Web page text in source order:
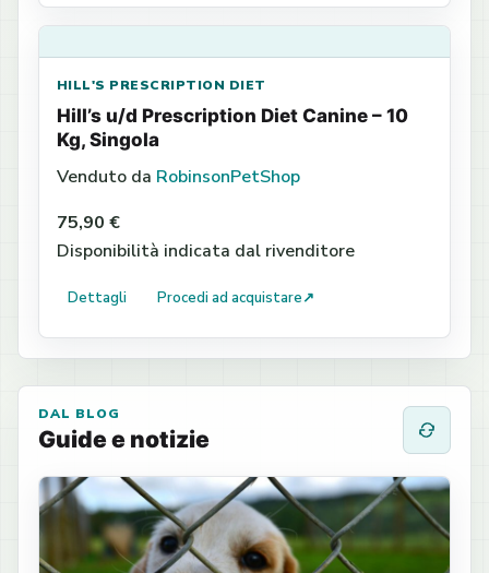
HILL'S PRESCRIPTION DIET
Hill’s u/d Prescription Diet Canine – 10
Kg, Singola
Venduto da RobinsonPetShop
75,90 €
Disponibilità indicata dal rivenditore
Dettagli Procedi ad acquistare↗
DAL BLOG
Guide e notizie